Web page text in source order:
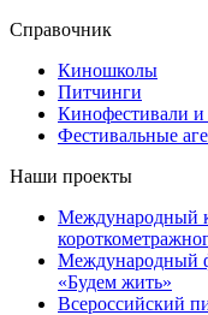
Справочник
Киношколы
Питчинги
Кинофестивали
Фестивальные
Наши проекты
Международный
Международный
«Будем жить»
Всероссийский